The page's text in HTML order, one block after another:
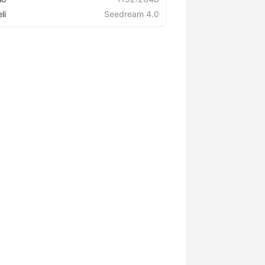
Seedream 4.0